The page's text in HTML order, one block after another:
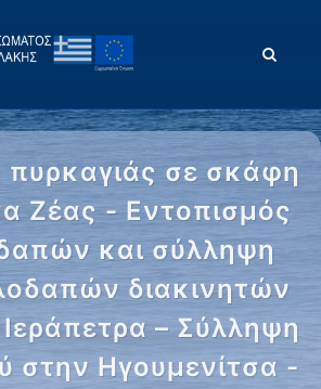
σε σκάφη
Ζέας - Εντοπισμός
και σύλληψη
διακινητών
– Σύλληψη
στην Ηγουμενίτσα -